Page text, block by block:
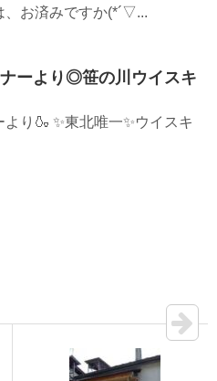
、お済みですか(*´▽...
ーより◎笹の川ウイスキ
り🍶 ✨東北唯一✨ウイスキ